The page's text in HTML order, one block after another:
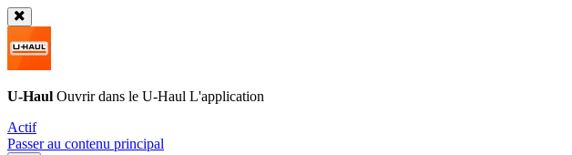
U-Haul Ouvrir dans le U-Haul L'application
Actif
Passer au contenu principal